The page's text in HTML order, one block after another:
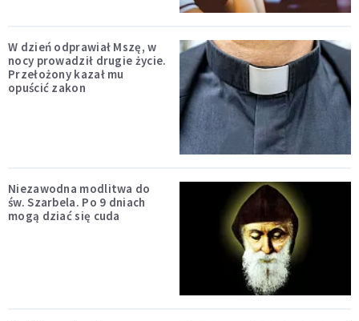
W dzień odprawiał Mszę, w
nocy prowadził drugie życie.
Przełożony kazał mu
opuścić zakon
Niezawodna modlitwa do
św. Szarbela. Po 9 dniach
mogą dziać się cuda